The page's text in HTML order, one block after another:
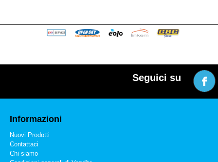
Seguici su
Informazioni
Nuovi Prodotti
Contattaci
Chi siamo